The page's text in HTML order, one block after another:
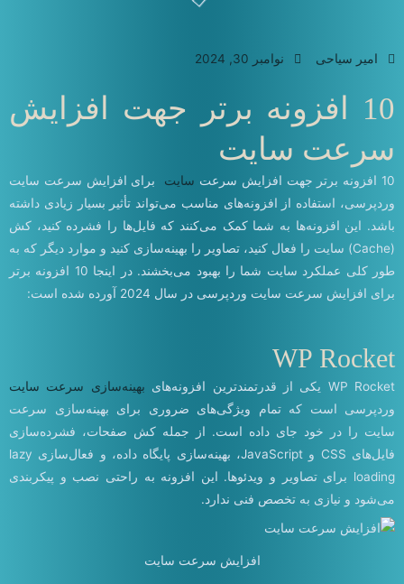
امیر سیاحی نوامبر 30, 2024
10 افزونه برتر جهت افزایش
سرعت سایت
10 افزونه برتر جهت افزایش سرعت سایت برای افزایش سرعت سایت
وردپرسی، استفاده از افزونه‌های مناسب می‌تواند تأثیر بسیار زیادی داشته
باشد. این افزونه‌ها به شما کمک می‌کنند که فایل‌ها را فشرده کنید، کش
(Cache) سایت را فعال کنید، تصاویر را بهینه‌سازی کنید و موارد دیگر که به
طور کلی عملکرد سایت شما را بهبود می‌بخشند. در اینجا 10 افزونه برتر
برای افزایش سرعت سایت وردپرسی در سال 2024 آورده شده است:
WP Rocket
WP Rocket یکی از قدرتمندترین افزونه‌های
بهینه‌سازی سرعت سایت
وردپرسی است که تمام ویژگی‌های ضروری برای بهینه‌سازی سرعت
سایت را در خود جای داده است. از جمله کش صفحات، فشرده‌سازی
فایل‌های CSS و JavaScript، بهینه‌سازی پایگاه داده، و فعال‌سازی lazy
loading برای تصاویر و ویدئوها. این افزونه به راحتی نصب و پیکربندی
می‌شود و نیازی به تخصص فنی ندارد.
افزایش سرعت سایت